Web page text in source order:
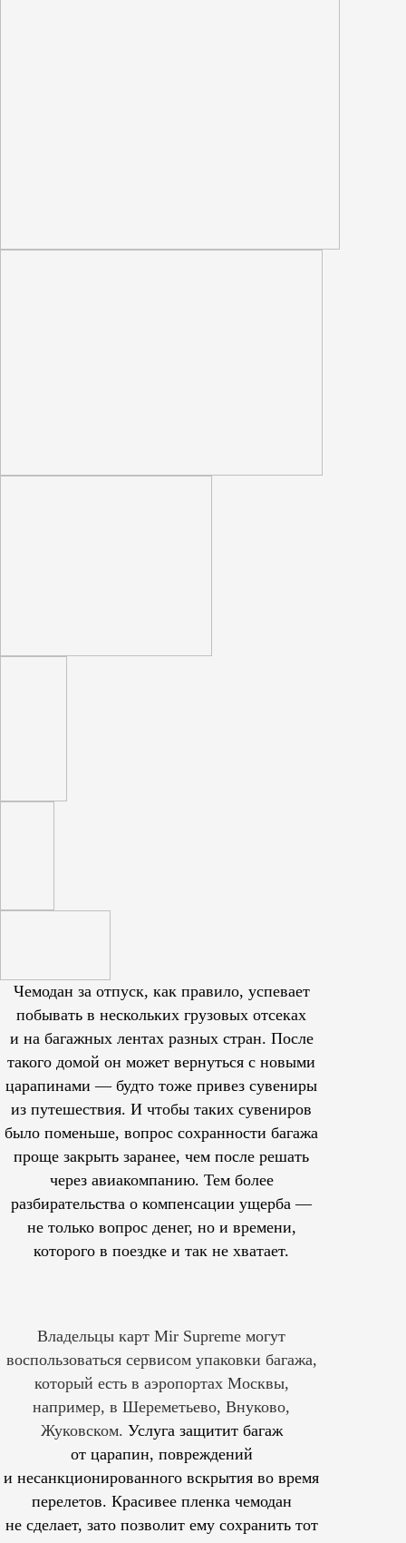
Чемодан за отпуск, как правило, успевает
побывать в нескольких грузовых отсеках
и на багажных лентах разных стран. После
такого домой он может вернуться с новыми
царапинами — будто тоже привез сувениры
из путешествия. И чтобы таких сувениров
было поменьше, вопрос сохранности багажа
проще закрыть заранее, чем после решать
через авиакомпанию. Тем более
разбирательства о компенсации ущерба —
не только вопрос денег, но и времени,
которого в поездке и так не хватает.
Владельцы карт Mir Supreme могут
воспользоваться сервисом упаковки багажа,
который есть в аэропортах Москвы,
например, в Шереметьево, Внуково,
Жуковском. Услуга защитит багаж
от царапин, повреждений
и несанкционированного вскрытия во время
перелетов. Красивее пленка чемодан
не сделает, зато позволит ему сохранить тот